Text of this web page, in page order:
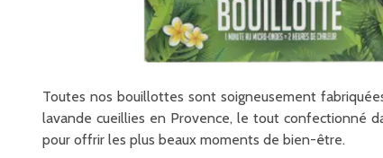
Toutes nos bouillottes sont soigneusement
lavande cueillies en Provence, le tout confectionné
pour offrir les plus beaux moments de bien-être.